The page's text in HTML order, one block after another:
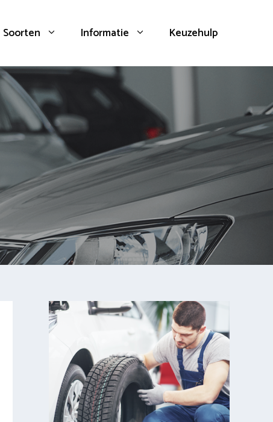
Soorten Informatie Keuzehulp